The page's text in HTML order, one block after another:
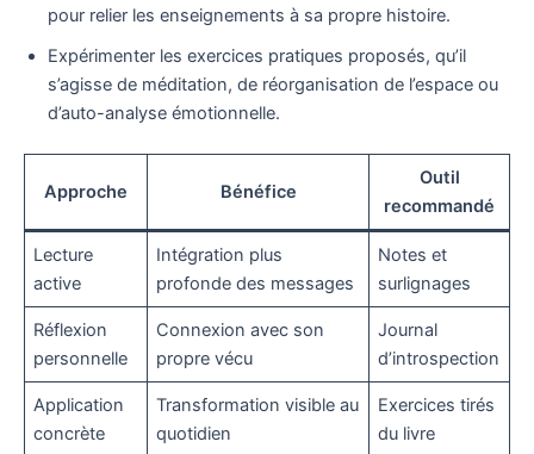
pour relier les enseignements à sa propre histoire.
Expérimenter les exercices pratiques proposés, qu’il
s’agisse de méditation, de réorganisation de l’espace ou
d’auto-analyse émotionnelle.
Approche Bénéfice
Outil
recommandé
Lecture
active
Intégration plus
profonde des messages
Notes et
surlignages
Réflexion
personnelle
Connexion avec son
propre vécu
Journal
d’introspection
Application
concrète
Transformation visible au
quotidien
Exercices tirés
du livre